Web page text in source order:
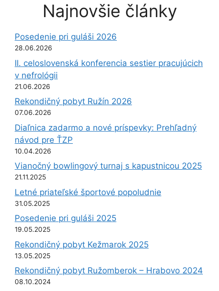
Najnovšie články
Posedenie pri guláši 2026
28.06.2026
II. celoslovenská konferencia sestier pracujúcich
v nefrológii
21.06.2026
Rekondičný pobyt Ružín 2026
07.06.2026
Diaľnica zadarmo a nové príspevky: Prehľadný
návod pre ŤZP
10.04.2026
Vianočný bowlingový turnaj s kapustnicou 2025
21.11.2025
Letné priateľské športové popoludnie
31.05.2025
Posedenie pri guláši 2025
19.05.2025
Rekondičný pobyt Kežmarok 2025
13.05.2025
Rekondičný pobyt Ružomberok – Hrabovo 2024
08.10.2024